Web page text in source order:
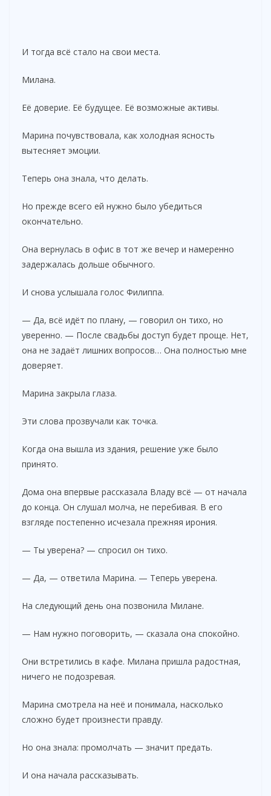
И тогда всё стало на свои места.
Милана.
Её доверие. Её будущее. Её возможные активы.
Марина почувствовала, как холодная ясность
вытесняет эмоции.
Теперь она знала, что делать.
Но прежде всего ей нужно было убедиться
окончательно.
Она вернулась в офис в тот же вечер и намеренно
задержалась дольше обычного.
И снова услышала голос Филиппа.
— Да, всё идёт по плану, — говорил он тихо, но
уверенно. — После свадьбы доступ будет проще. Нет,
она не задаёт лишних вопросов… Она полностью мне
доверяет.
Марина закрыла глаза.
Эти слова прозвучали как точка.
Когда она вышла из здания, решение уже было
принято.
Дома она впервые рассказала Владу всё — от начала
до конца. Он слушал молча, не перебивая. В его
взгляде постепенно исчезала прежняя ирония.
— Ты уверена? — спросил он тихо.
— Да, — ответила Марина. — Теперь уверена.
На следующий день она позвонила Милане.
— Нам нужно поговорить, — сказала она спокойно.
Они встретились в кафе. Милана пришла радостная,
ничего не подозревая.
Марина смотрела на неё и понимала, насколько
сложно будет произнести правду.
Но она знала: промолчать — значит предать.
И она начала рассказывать.